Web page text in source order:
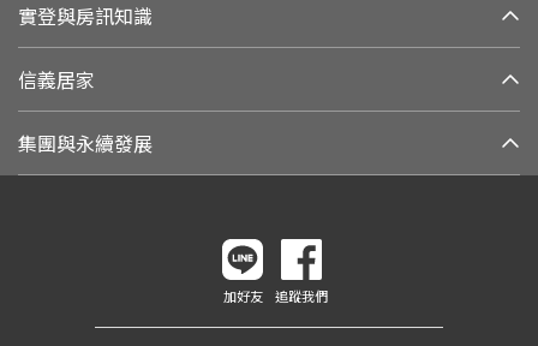
實登與房訊知識
信義居家
集團與永續發展
加好友 追蹤我們